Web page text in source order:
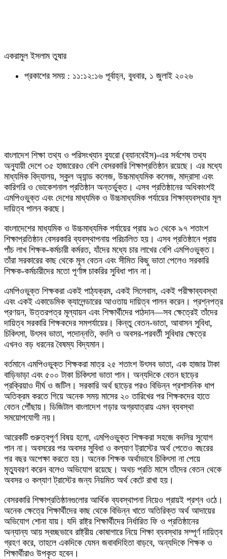
একরামুল ইসলাম তুষার
প্রকাশের সময় : ১১:১২:১৬ পূর্বাহ্ন, বুধবার, ১ জুলাই ২০২৬
বাংলাদেশ শিক্ষা তথ্য ও পরিসংখ্যান ব্যুরো (ব্যানবেইস)-এর সর্বশেষ তথ্য
অনুযায়ী দেশে ৩৫ হাজারেরও বেশি বেসরকারি শিক্ষাপ্রতিষ্ঠান রয়েছে। এর মধ্যে
মাধ্যমিক বিদ্যালয়, স্কুল অ্যান্ড কলেজ, উচ্চমাধ্যমিক কলেজ, মাদ্রাসা এবং
কারিগরি ও ভোকেশনাল প্রতিষ্ঠান অন্তর্ভুক্ত। এসব প্রতিষ্ঠানের অধিকাংশই
এমপিওভুক্ত এবং দেশের মাধ্যমিক ও উচ্চমাধ্যমিক পর্যায়ের শিক্ষাব্যবস্থার মূল
দায়িত্ব পালন করছে।
বাংলাদেশের মাধ্যমিক ও উচ্চমাধ্যমিক পর্যায়ের প্রায় ৯৩ থেকে ৯৭ শতাংশ
শিক্ষাপ্রতিষ্ঠান বেসরকারি ব্যবস্থাপনায় পরিচালিত হয়। এসব প্রতিষ্ঠানে প্রায়
পাঁচ লাখ শিক্ষক-কর্মচারী কর্মরত, যাঁদের মধ্যে চার লাখের বেশি এমপিওভুক্ত।
তাঁরা সরকারের কাছ থেকে মূল বেতন এবং সীমিত কিছু ভাতা পেলেও সরকারি
শিক্ষক-কর্মচারীদের মতো পূর্ণাঙ্গ চাকরির সুবিধা পান না।
এমপিওভুক্ত শিক্ষকরা একই পাঠ্যক্রম, একই সিলেবাস, একই পরীক্ষাব্যবস্থা
এবং একই একাডেমিক ক্যালেন্ডারের আওতায় দায়িত্ব পালন করেন। প্রশ্নপত্র
প্রণয়ন, উত্তরপত্র মূল্যায়ন এবং শিক্ষার্থীদের পাঠদান—সব ক্ষেত্রেই তাঁদের
দায়িত্ব সরকারি শিক্ষকদের সমপর্যায়ের। কিন্তু বেতন-ভাতা, আবাসন সুবিধা,
চিকিৎসা, উৎসব ভাতা, পদোন্নতি, বদলি ও অবসর-পরবর্তী সুবিধার ক্ষেত্রে
এখনও বড় ধরনের বৈষম্য বিদ্যমান।
বর্তমানে এমপিওভুক্ত শিক্ষকরা মাত্র ২৫ শতাংশ উৎসব ভাতা, এক হাজার টাকা
বাড়িভাড়া এবং ৫০০ টাকা চিকিৎসা ভাতা পান। অন্যদিকে বেতন ছাড়ের
প্রক্রিয়াও দীর্ঘ ও জটিল। সরকারি অর্থ ছাড়ের পরও বিভিন্ন প্রশাসনিক ধাপ
অতিক্রম করতে গিয়ে অনেক সময় মাসের ২০ তারিখের পর শিক্ষকদের হাতে
বেতন পৌঁছায়। ডিজিটাল বাংলাদেশ গড়ার অগ্রযাত্রায় এমন ব্যবস্থা
সময়োপযোগী নয়।
আরেকটি গুরুত্বপূর্ণ বিষয় হলো, এমপিওভুক্ত শিক্ষকরা সহজে বদলির সুযোগ
পান না। অবসরের পর অবসর সুবিধা ও কল্যাণ ট্রাস্টের অর্থ পেতেও বছরের
পর বছর অপেক্ষা করতে হয়। অনেক শিক্ষক অর্থাভাবে চিকিৎসা না পেয়ে
মৃত্যুবরণ করেন বলেও অভিযোগ রয়েছে। অথচ প্রতি মাসে তাঁদের বেতন থেকে
অবসর ও কল্যাণ ট্রাস্টের জন্য নিয়মিত অর্থ কেটে রাখা হয়।
বেসরকারি শিক্ষাপ্রতিষ্ঠানগুলোর আর্থিক ব্যবস্থাপনা নিয়েও প্রায়ই প্রশ্ন ওঠে।
অনেক ক্ষেত্রে শিক্ষার্থীদের কাছ থেকে বিভিন্ন খাতে অতিরিক্ত অর্থ আদায়ের
অভিযোগ শোনা যায়। যদি রাষ্ট্র শিক্ষার্থীদের নির্ধারিত ফি ও প্রতিষ্ঠানের
অন্যান্য আয় স্বচ্ছভাবে রাষ্ট্রীয় কোষাগারে নিয়ে শিক্ষা ব্যবস্থার সম্পূর্ণ দায়িত্ব
গ্রহণ করে, তাহলে একদিকে যেমন জবাবদিহিতা বাড়বে, অন্যদিকে শিক্ষক ও
শিক্ষার্থীরাও উপকৃত হবেন।